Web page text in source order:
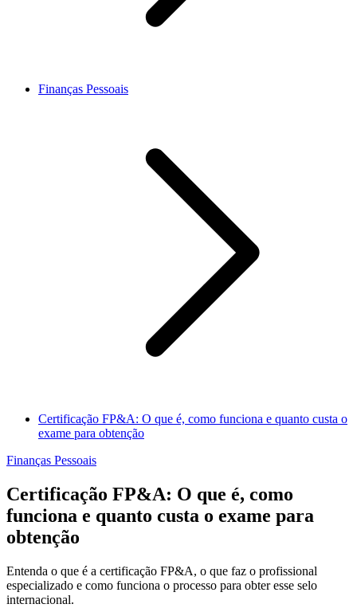
Finanças Pessoais
Certificação FP&A: O que é, como funciona e quanto custa o
exame para obtenção
Finanças Pessoais
Certificação FP&A: O que é, como
funciona e quanto custa o exame para
obtenção
Entenda o que é a certificação FP&A, o que faz o profissional
especializado e como funciona o processo para obter esse selo
internacional.